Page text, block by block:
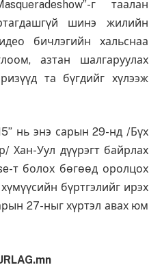
г таалан
шинэ жилийн
бичлэгийн хальснаа
азтан шалгаруулах
та бүгдийг хүлээж
нь энэ сарын 29-нд /Бүх
Хан-Уул дүүрэгт байрлах
т болох бөгөөд оролцох
бүртгэлийг ирэх
27-ныг хүртэл авах юм